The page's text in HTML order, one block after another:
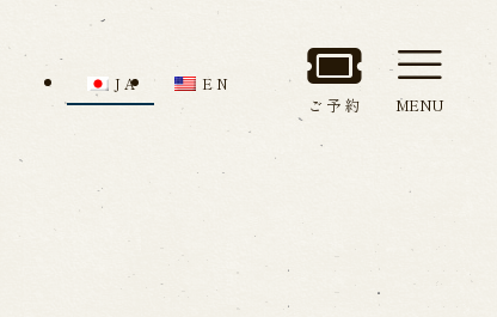
JA EN
ご予約 MENU